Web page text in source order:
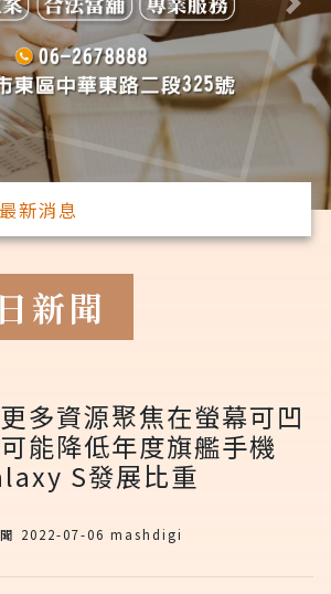
Next
最新消息
新聞
多資源聚焦在螢幕可凹
能降低年度旗艦手機
S發展比重
2022-07-06 mashdigi